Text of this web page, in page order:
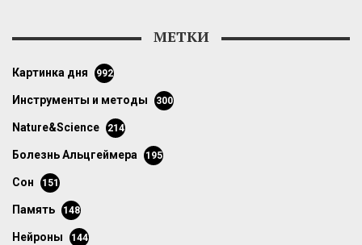
МЕТКИ
картинка дня 992
инструменты и методы 300
Nature&Science 214
болезнь Альцгеймера 195
сон 151
память 148
нейроны 144